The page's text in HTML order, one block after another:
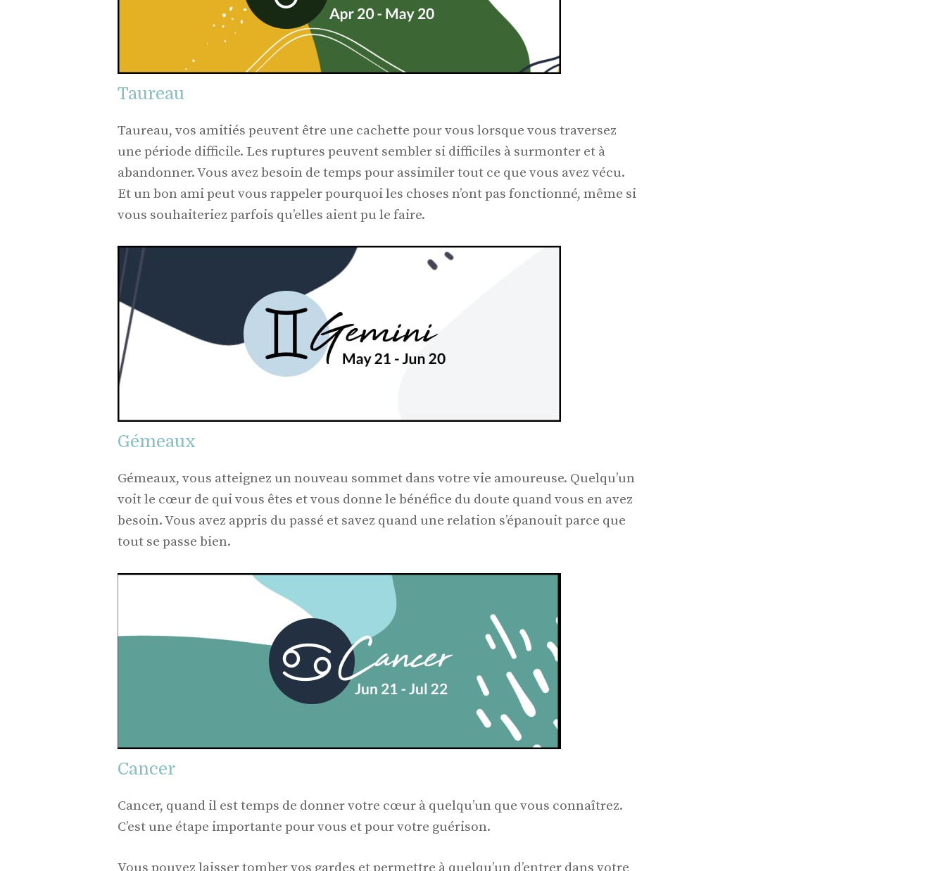
Taureau
Taureau, vos amitiés peuvent être une cachette pour vous lorsque vous traversez
une période difficile. Les ruptures peuvent sembler si difficiles à surmonter et à
abandonner. Vous avez besoin de temps pour assimiler tout ce que vous avez vécu.
Et un bon ami peut vous rappeler pourquoi les choses n’ont pas fonctionné, même si
vous souhaiteriez parfois qu’elles aient pu le faire.
Gémeaux
Gémeaux, vous atteignez un nouveau sommet dans votre vie amoureuse. Quelqu’un
voit le cœur de qui vous êtes et vous donne le bénéfice du doute quand vous en avez
besoin. Vous avez appris du passé et savez quand une relation s’épanouit parce que
tout se passe bien.
Cancer
Cancer, quand il est temps de donner votre cœur à quelqu’un que vous connaîtrez.
C’est une étape importante pour vous et pour votre guérison.